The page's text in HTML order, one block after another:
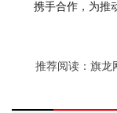
携手合作，为推
推荐阅读： 旗龙